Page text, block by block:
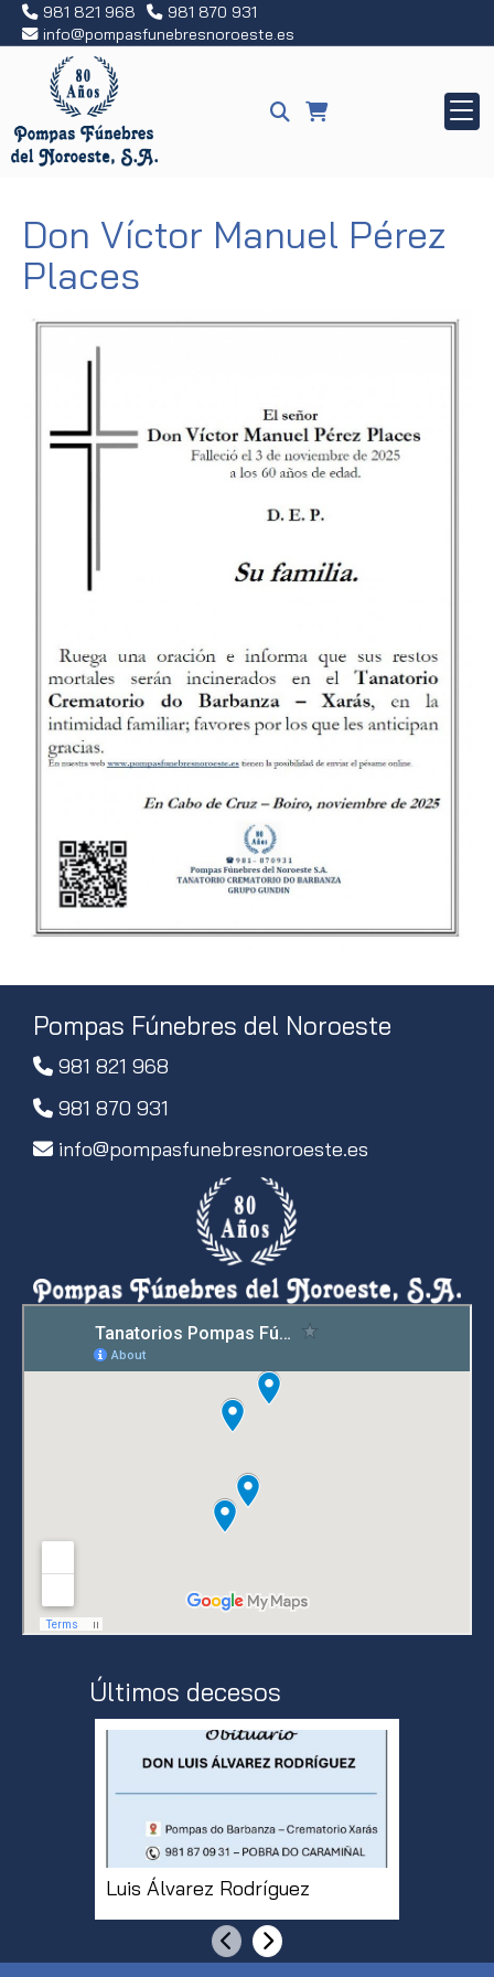
981 821 968
981 870 931
info
pompasfunebresnoroeste.es
Don Víctor Manuel Pérez
Places
Pompas Fúnebres del Noroeste
981 821 968
981 870 931
info
pompasfunebresnoroeste.es
Últimos decesos
Luis Álvarez Rodríguez
AnteriorSiguiente